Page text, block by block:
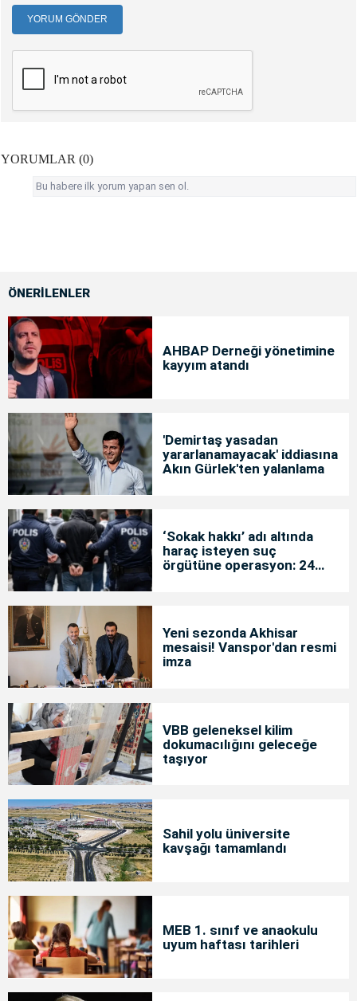
YORUM GÖNDER
YORUMLAR (0)
Bu habere ilk yorum yapan sen ol.
ÖNERİLENLER
AHBAP Derneği yönetimine
kayyım atandı
'Demirtaş yasadan
yararlanamayacak' iddiasına
Akın Gürlek'ten yalanlama
‘Sokak hakkı’ adı altında
haraç isteyen suç
örgütüne operasyon: 24
Yeni sezonda Akhisar
mesaisi! Vanspor'dan resmi
imza
VBB geleneksel kilim
dokumacılığını geleceğe
taşıyor
Sahil yolu üniversite
kavşağı tamamlandı
MEB 1. sınıf ve anaokulu
uyum haftası tarihleri